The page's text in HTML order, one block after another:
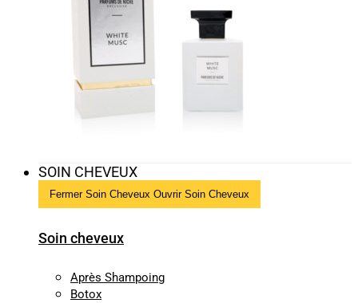
SOIN CHEVEUX
Fermer Soin Cheveux Ouvrir Soin Cheveux
Soin cheveux
Après Shampoing
Botox